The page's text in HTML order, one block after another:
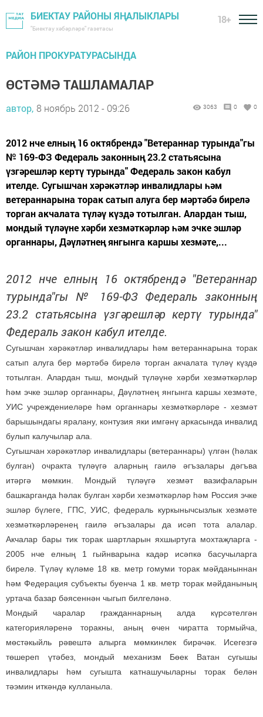
БИЕКТАУ РАЙОНЫ ЯҢАЛЫКЛАРЫ
"Биектау хәбәрләре" газетасы
18+
РАЙОН ПРОКУРАТУРАСЫНДА
ӨСТӘМӘ ТАШЛАМАЛАР
автор, 8 ноябрь 2012 - 09:26 3063 0 0
2012 нче елның 16 октябрендә "Ветераннар турында"гы
№ 169-ФЗ Федераль законның 23.2 статьясына
үзгәрешләр кертү турында" Федераль закон кабул
ителде. Сугышчан хәрәкәтләр инвалидлары һәм
ветераннарына торак сатып алуга бер мәртәбә бирелә
торган акчалата түләү күздә тотылган. Алардан тыш,
мондый түләүне хәрби хезмәткәрләр һәм эчке эшләр
органнары, Дәүләтнең янгынга каршы хезмәте,...
2012 нче елның 16 октябрендә "Ветераннар
турында"гы № 169-ФЗ Федераль законның
23.2 статьясына үзгәрешләр кертү турында"
Федераль закон кабул ителде.
Сугышчан хәрәкәтләр инвалидлары һәм ветераннарына торак
сатып алуга бер мәртәбә бирелә торган акчалата түләү күздә
тотылган. Алардан тыш, мондый түләүне хәрби хезмәткәрләр
һәм эчке эшләр органнары, Дәүләтнең янгынга каршы хезмәте,
УИС учреждениеләре һәм органнары хезмәткәрләре - хезмәт
барышындагы яралану, контузия яки имгәнү аркасында инвалид
булып калучылар ала.
Сугышчан хәрәкәтләр инвалидлары (ветераннары) үлгән (һәлак
булган) очракта түләүгә аларның гаилә әгъзалары дәгъва
итәргә мөмкин. Мондый түләүгә хезмәт вазифаларын
башкарганда һәлак булган хәрби хезмәткәрләр һәм Россия эчке
эшләр бүлеге, ГПС, УИС, федераль куркынычсызлык хезмәте
хезмәткәрләренең гаилә әгъзалары да исәп тота алалар.
Акчалар бары тик торак шартларын яхшыртуга мохтаҗларга -
2005 нче елның 1 гыйнварына кадәр исәпкә басучыларга
бирелә. Түләү күләме 18 кв. метр гомуми торак мәйданыннан
һәм Федерация субъекты буенча 1 кв. метр торак мәйданының
уртача базар бәясеннән чыгып билгеләнә.
Мондый чаралар гражданнарның алда күрсәтелгән
категорияләренә торакны, аның өчен чиратта тормыйча,
мөстәкыйль рәвештә алырга мөмкинлек бирәчәк. Исегезгә
төшереп үтәбез, мондый механизм Бөек Ватан сугышы
инвалидлары һәм сугышта катнашучыларны торак белән
тәэмин иткәндә кулланыла.